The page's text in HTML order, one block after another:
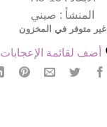
المنشأ : صيني
غير متوفر في المخزون
أضف لقائمة الإعجابات